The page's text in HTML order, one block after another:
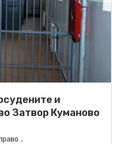
и
Затвор Куманово
,